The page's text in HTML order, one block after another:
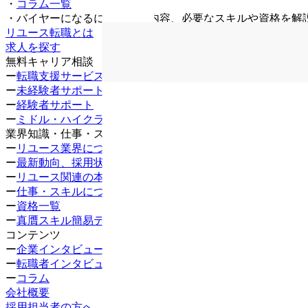
・ コラム一覧
・ バイヤーになるには？仕事内容、必要なスキルや資格を解
リユース転職とは
求人を探す
無料キャリア相談
ー転職支援サービス
ー未経験者サポート
ー経験者サポート
ー ミドル・ハイクラス
業界知識・仕事・スキル
ー リユース業界について知る
ー最新動向、採用状況
ー リユース関連の本
ー仕事・スキルについて知る
ー資格一覧
ー真贋スキル簡易テスト
コンテンツ
ー企業インタビュー
ー転職者インタビュー
ーコラム
会社概要